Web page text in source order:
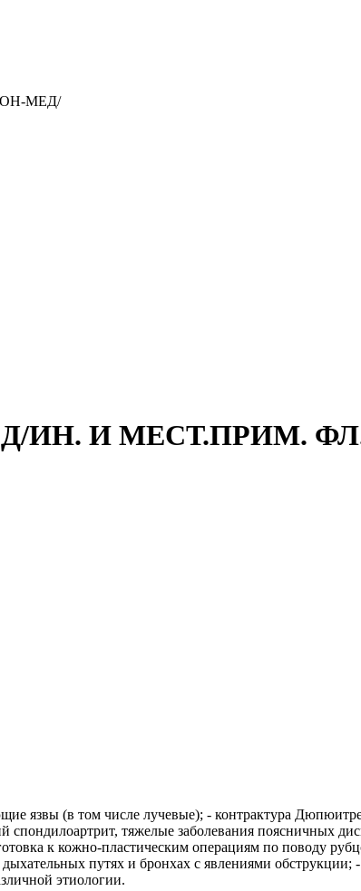
МЕД/
Д/ИН. И МЕСТ.ПРИМ.
язвы (в том числе лучевые); - контрактура
тяжелые заболевания поясничных
к кожно-пластическим операциям по поводу
путях и бронхах с явлениями обструкции;
этиологии.